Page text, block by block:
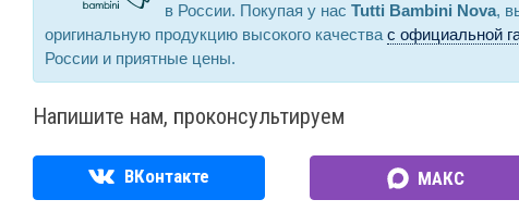
в России. Покупая у нас Tutti Bambini Nova,
оригинальную продукцию высокого качества с официальной
России и приятные цены.
Напишите нам, проконсультируем
ВКонтакте МАКС